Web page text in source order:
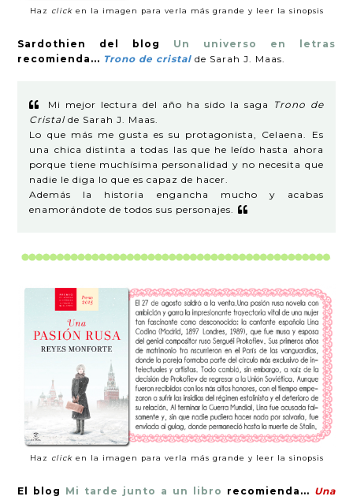
Haz clicken la imagen para verla más grande y leer la sinopsis
Sardothien del blog Un universo en letras
recomienda... Trono de cristalde Sarah J. Maas.
Mi mejor lectura del año ha sido la saga
Trono de
Cristalde Sarah J. Maas.
Lo que más me gusta es su protagonista, Celaena. Es
una chica distinta a todas las que he leído hasta ahora
porque tiene muchísima personalidad y no necesita que
nadie le diga lo que es capaz de hacer.
Además la historia engancha mucho y acabas
enamorándote de todos sus personajes.
Haz clicken la imagen para verla más grande y leer la sinopsis
El blog Mi tarde junto a un libro recomienda... Una